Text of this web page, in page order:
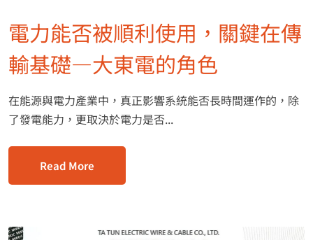
電力能否被順利使用，關鍵在傳
輸基礎—大東電的角色
在能源與電力產業中，真正影響系統能否長時間運作的，除
了發電能力，更取決於電力是否...
Read More